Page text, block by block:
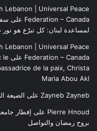
Lebanon | Universal Peace
Federation – Canada على
لمساعدة لبنان: كل تبرّع هو نور
Lebanon | Universal Peace
Federation – Canada على le
de la paix, Christa
Maria Abou Akl
Zayneb Zayneb على الضيعة
Pierre Hnoud على
بروح رمضان والتواصل